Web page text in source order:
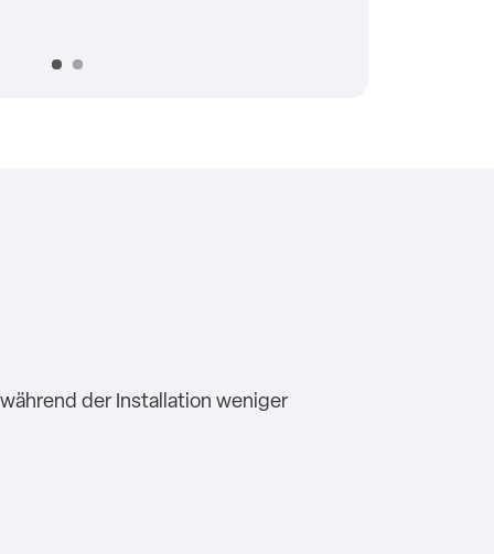
der Installation weniger